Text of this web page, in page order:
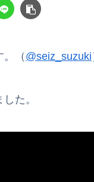
。（ @seiz_suzuki
た。